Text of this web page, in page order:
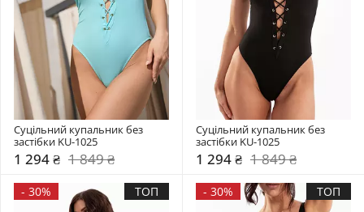
Суцільний купальник без
застібки KU-1025
1 294 ₴ 1 849 ₴
Суцільний купальник без
застібки KU-1025
1 294 ₴ 1 849 ₴
- 30% ТОП - 30% ТОП